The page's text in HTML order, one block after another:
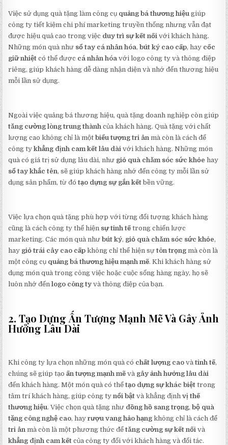
Việc sử dụng quà tặng làm công cụ quảng bá thương hiệu giúp
công ty tiết kiệm chi phí marketing truyền thống nhưng vẫn đạt
được hiệu quả cao trong việc duy trì sự kết nối với khách hàng.
Những món quà như sổ tay cá nhân hóa,bút ký cao cấp, hay cốc
giữ nhiệt có thể được cá nhân hóa với logo công ty và thông điệp
riêng, giúp khách hàng dễ dàng nhận diện và nhớ đến thương hiệu
mỗi lần sử dụng.
Ngoài việc quảng bá thương hiệu, quà tặng doanh nghiệp còn giúp
tăng cường lòng trung thành của khách hàng. Quà tặng với chất
lượng cao không chỉ là mộtbiểu tượng tri ân mà còn là cách để
công tykhẳng định cam kết lâu dài với khách hàng. Những món
quà có giá trị sử dụng lâu dài, như giỏ quà chăm sóc sức khỏe hay
sổ tay khắc tên, sẽ giúp khách hàng nhớ đến công ty mỗi lần sử
dụng sản phẩm, từ đótạo dựng sự gắn kếtbền vững.
Việc lựa chọn quà tặng phù hợp với từng đối tượng khách hàng
cũng là cách công ty thể hiện sự tinh tế trong chiến lược
marketing. Các món quà nhưbút ký, giỏ quà chăm sóc sức khỏe,
hay giỏ trái cây cao cấp không chỉ thể hiện sựtôn trọng mà còn là
một công cụ quảng bá thương hiệu mạnh mẽ. Khi khách hàng sử
dụng món quà trong công việc hoặc cuộc sống hàng ngày, họ sẽ
luôn nhớ đếnlogo công ty và thông điệp của bạn.
2. Tạo Dựng Ấn Tượng Mạnh Mẽ Và Gây Ảnh
Hưởng Lâu Dài
Khi công ty lựa chọn những món quà có chất lượng cao vàtinh tế,
chúng sẽ giúp tạoấn tượng mạnh mẽ và gây ảnh hưởng lâu dài
đến khách hàng. Một món quà có thểtạo dựng sự khác biệt trong
tâm trí khách hàng, giúp công tynổi bật và khẳng địnhvị thế
thương hiệu. Việc chọn quà tặng như đồng hồ sang trọng,bộ quà
tặng công nghệ cao, hayrượu vang hảo hạng không chỉ là cách để
tri ân mà còn là một phương thức đểtăng cường sự kết nối và
khẳng định cam kết của công ty đối với khách hàng và đối tác.